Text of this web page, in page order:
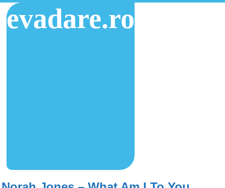
evadare.ro